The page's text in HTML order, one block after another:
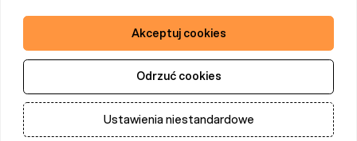
Akceptuj cookies
Odrzuć cookies
Ustawienia niestandardowe